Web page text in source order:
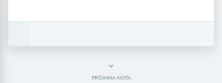
PRÓXIMA NOTA